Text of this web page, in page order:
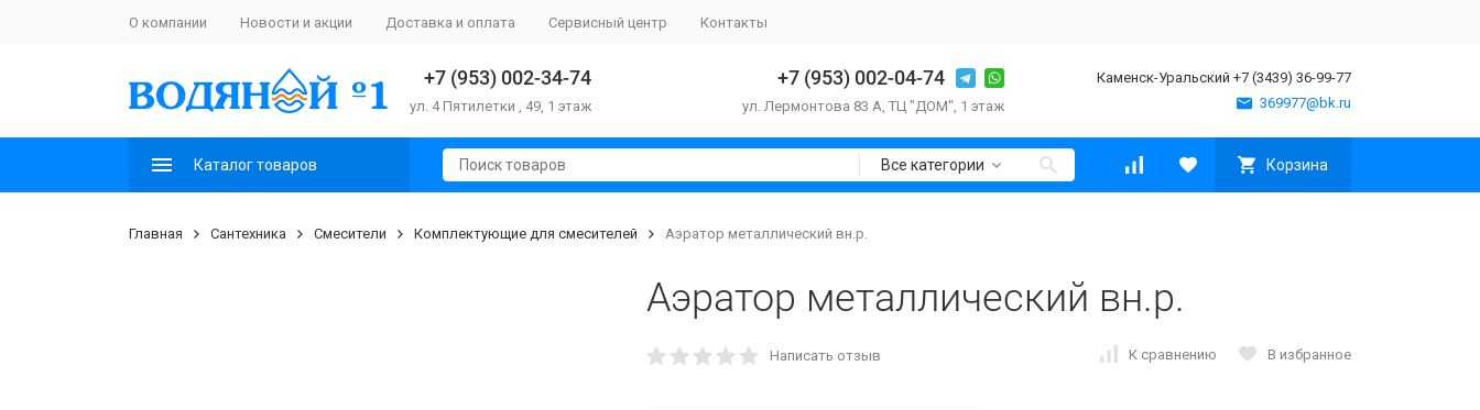
О компании Новости и акции Доставка и оплата Сервисный центр Контакты
+7 (953) 002-34-74
ул. 4 Пятилетки , 49, 1 этаж
+7 (953) 002-04-74
ул. Лермонтова 83 А, ТЦ "ДОМ", 1 этаж
Каменск-Уральский +7 (3439) 36-99-77
369977@bk.ru
Каталог товаров Все категории Корзина
Главная Сантехника Смесители Комплектующие для смесителей Аэратор металлический вн.р.
Аэратор металлический вн.р.
Написать отзыв К сравнению В избранное